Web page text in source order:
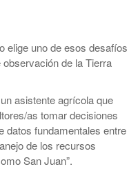
elige uno de esos desafíos
de la Tierra
asistente agrícola que
as tomar decisiones
datos fundamentales entre
de los recursos
San Juan”.